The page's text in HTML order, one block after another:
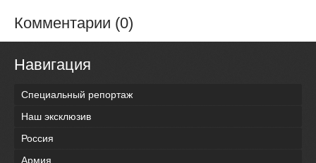
Комментарии (0)
Навигация
Специальный репортаж
Наш эксклюзив
Россия
Армия